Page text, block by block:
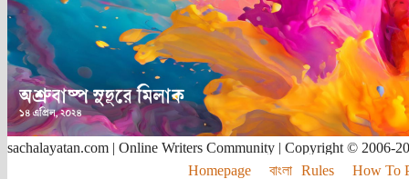
sachalayatan.com | Online Writers Community | Copyright © 2006-
Homepage
বাংলা Rules How To